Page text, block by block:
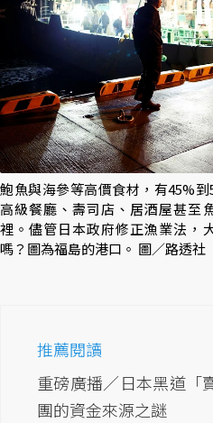
鮑魚與海參等高價食材，有45%
高級餐廳、壽司店、居酒屋甚至
裡。儘管日本政府修正漁業法，
嗎？圖為福島的港口。 圖／路透社
推薦閱讀
重磅廣播／日本黑道「
團的資金來源之謎